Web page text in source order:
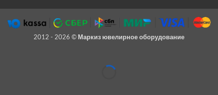
2012 - 2026 © Маркиз ювелирное оборудование